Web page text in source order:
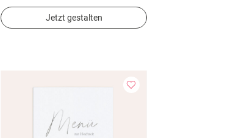
Jetzt gestalten